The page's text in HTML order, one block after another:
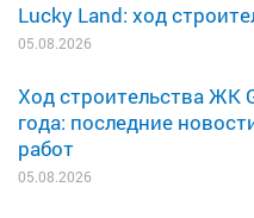
Lucky Land: ход
05.08.2026
Ход строительства ЖК
года: последние
работ
05.08.2026